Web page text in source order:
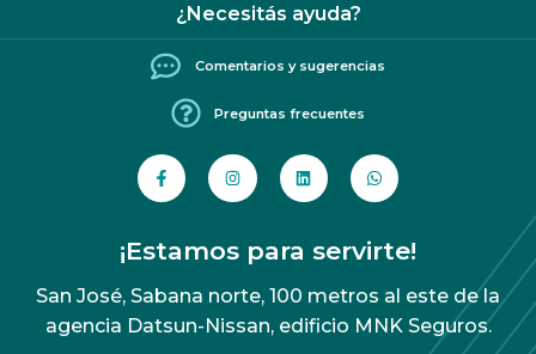
¿Necesitás ayuda?
Comentarios y sugerencias
Preguntas frecuentes
¡Estamos para servirte!
San José, Sabana norte, 100 metros al este de la
agencia Datsun-Nissan, edificio MNK Seguros.